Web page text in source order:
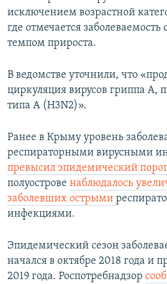
исключением возрастной
где отмечается
темпом прироста.
В ведомстве уточнили, что
циркуляция вирусов гриппа А,
типа А (H3N2)».
Ранее в Крыму уровень
респираторными вирусными
превысил эпидемический
полуострове наблюдалось
заболевших острыми
инфекциями.
Эпидемический сезон
начался в октябре 2018 года и
2019 года. Роспотребнадзор